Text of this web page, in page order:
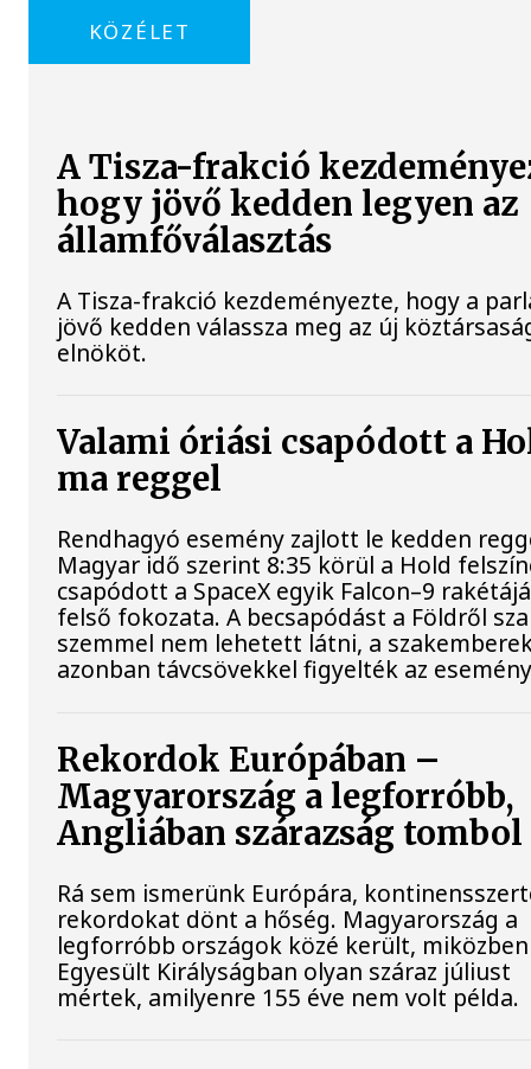
KÖZÉLET
A Tisza-frakció
hogy jövő kedden legyen az
államfőválasztás
A Tisza-frakció kezdeményezte, hogy a
jövő kedden válassza meg az új
elnököt.
Valami óriási csapódott a
ma reggel
Rendhagyó esemény zajlott le kedden
Magyar idő szerint 8:35 körül a Hold
csapódott a SpaceX egyik Falcon–9
felső fokozata. A becsapódást a Földről
szemmel nem lehetett látni, a
azonban távcsövekkel figyelték az
Rekordok Európában –
Magyarország a legforróbb,
Angliában szárazság tombol
Rá sem ismerünk Európára,
rekordokat dönt a hőség. Magyarország a
legforróbb országok közé került,
Egyesült Királyságban olyan száraz júliust
mértek, amilyenre 155 éve nem volt példa.